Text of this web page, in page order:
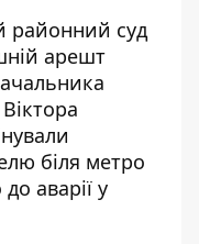
районний суд
арешт
біля метро
аварії у